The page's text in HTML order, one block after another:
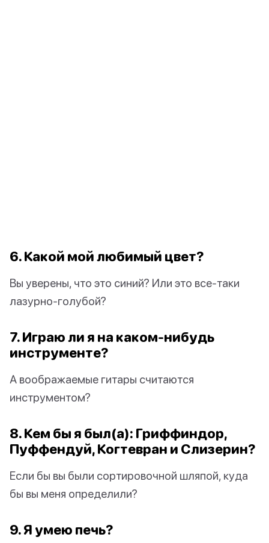
6. Какой мой любимый цвет?
Вы уверены, что это синий? Или это все-таки
лазурно-голубой?
7. Играю ли я на каком-нибудь
инструменте?
А воображаемые гитары считаются
инструментом?
8. Кем бы я был(а): Гриффиндор,
Пуффендуй, Когтевран и Слизерин?
Если бы вы были сортировочной шляпой, куда
бы вы меня определили?
9. Я умею печь?